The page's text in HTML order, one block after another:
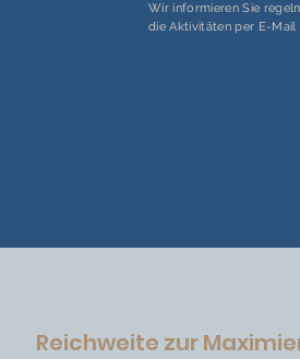
Wir informieren Sie
die Aktivitäten per E-
Reichweite zur